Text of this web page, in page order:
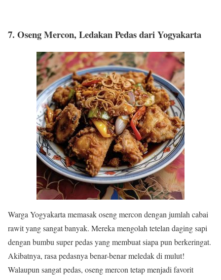
7. Oseng Mercon, Ledakan Pedas dari Yogyakarta
Warga Yogyakarta memasak oseng mercon dengan jumlah cabai
rawit yang sangat banyak. Mereka mengolah tetelan daging sapi
dengan bumbu super pedas yang membuat siapa pun berkeringat.
Akibatnya, rasa pedasnya benar-benar meledak di mulut!
Walaupun sangat pedas, oseng mercon tetap menjadi favorit